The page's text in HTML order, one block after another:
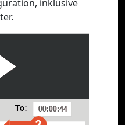
inklusive